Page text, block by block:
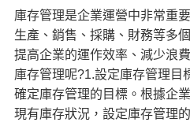
庫存管理是企業運營中非常重
生產、銷售、採購、財務等多
提高企業的運作效率、減少浪
庫存管理呢?1.設定庫存管理目
確定庫存管理的目標。根據企
現有庫存狀況，設定庫存管理